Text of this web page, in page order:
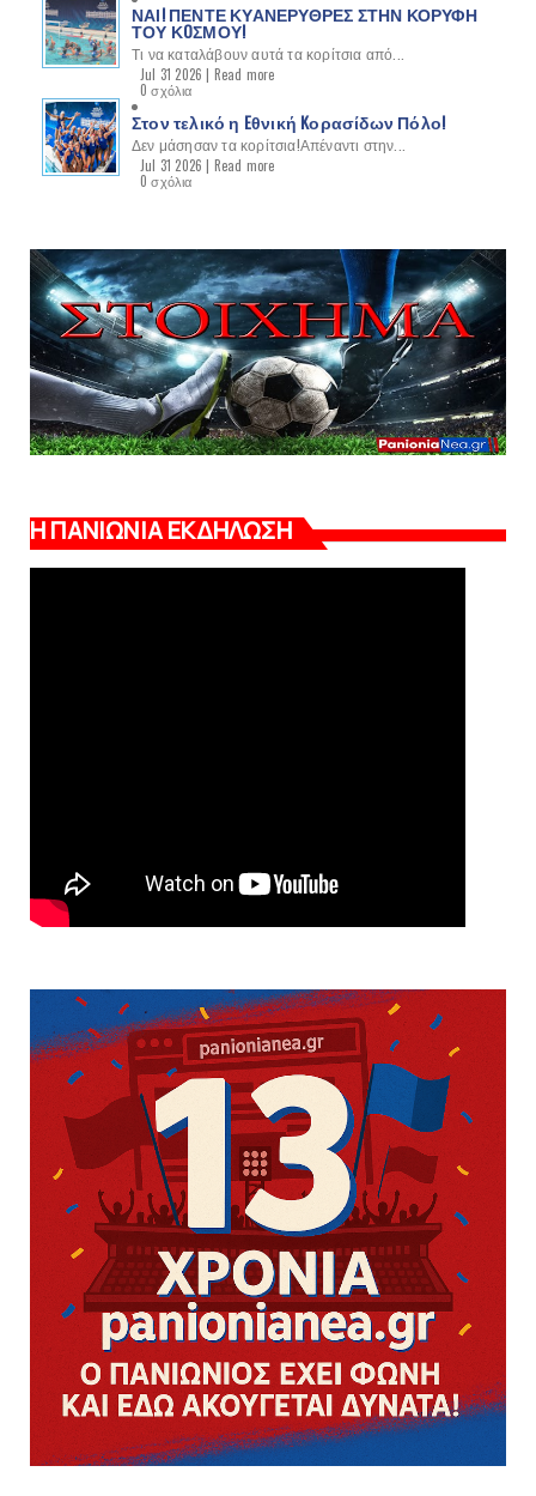
ΝΑΙ! ΠΕΝΤΕ ΚΥΑΝΕΡΥΘΡΕΣ ΣΤΗΝ ΚΟΡΥΦΗ
ΤΟΥ ΚOΣΜΟΥ!
Τι να καταλάβουν αυτά τα κορίτσια από...
Jul 31 2026 | Read more
0 σχόλια
Στον τελικό η Eθνική Kορασίδων Πόλο!
Δεν μάσησαν τα κορίτσια!Απέναντι στην...
Jul 31 2026 | Read more
0 σχόλια
Η ΠΑΝΙΩΝΙΑ ΕΚΔΗΛΩΣΗ